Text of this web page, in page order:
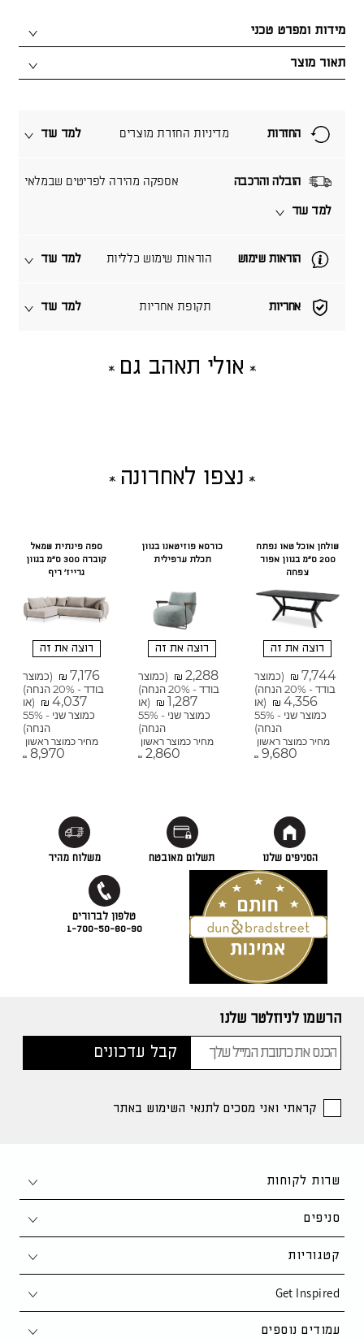
תאור מוצר
מידות ומפרט טכני
אחריות תקופת אחריות למד עוד
הוראות שימוש הוראות שימוש כלליות למד עוד
הובלה והרכבה אספקה מהירה לפריטים שבמלאי
למד עוד
החזרות מדיניות החזרת מוצרים למד עוד
אולי תאהב גם
נצפו לאחרונה
שולחן אוכל טאו נפתח
200 ס"מ בגוון אפור
צפחה
רוצה את זה
₪ 7,744
(כמוצר
בודד - 20% הנחה)
₪ 4,356
(או
כמוצר שני - 55%
הנחה)
מחיר כמוצר ראשון
₪ 9,680
כורסא פוזיטאנו בגוון
תכלת ערפילית
רוצה את זה
₪ 2,288
(כמוצר
בודד - 20% הנחה)
₪ 1,287
(או
כמוצר שני - 55%
הנחה)
מחיר כמוצר ראשון
₪ 2,860
ספה פינתית שמאל
קוברה 300 ס"מ בגוון
גרייז' ריף
רוצה את זה
₪ 7,176
(כמוצר
בודד - 20% הנחה)
₪ 4,037
(או
כמוצר שני - 55%
הנחה)
מחיר כמוצר ראשון
₪ 8,970
הסניפים שלנו תשלום מאובטח משלוח מהיר
1-700-50-80-90
הרשמו לניוזלטר שלנו
קראתי ואני מסכים לתנאי השימוש באתר
שרות לקוחות
צור קשר
1-700-50-80-90
support@kaza.co.il
שאלות ותשובות
סניפים
חיפה
פתח תקווה
נתניה
קטגוריות
סלון
פינת אוכל
Get Inspired
סקנדינבי
עמודים נוספים